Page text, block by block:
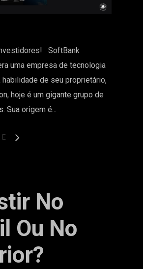
SoftBank
uma empresa de tecnologia
de seu proprietário,
hoje é um gigante grupo de
Sua origem é...
No
Ou No